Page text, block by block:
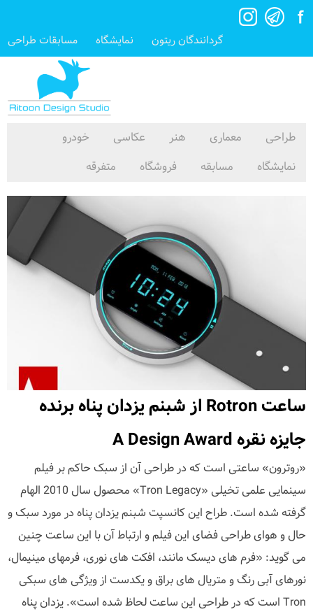
گردانندگان ریتون نمایشگاه مسابقات طراحی
طراحی معماری هنر عکاسی
خودرو
نمایشگاه
مسابقه فروشگاه متفرقه
ساعت Rotron از شبنم یزدان پناه برنده
جایزه نقره A Design Award
«روترون» ساعتی است که در طراحی آن از سبک حاکم بر فیلم
سینمایی علمی تخیلی «Tron Legacy» محصول سال 2010 الهام
گرفته شده است. طراح این کانسپت شبنم یزدان پناه در مورد سبک و
حال و هوای طراحی فضای این فیلم و ارتباط آن با این ساعت چنین
می گوید: «فرم های دیسک مانند، افکت های نوری، فرمهای مینیمال،
نورهای آبی رنگ و متریال های براق و یکدست از ویژگی های سبکی
Tron است که در طراحی این ساعت لحاظ شده است». یزدان پناه